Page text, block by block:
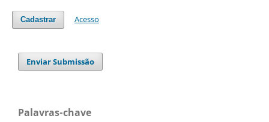
Cadastrar Acesso
Enviar Submissão
Palavras-chave